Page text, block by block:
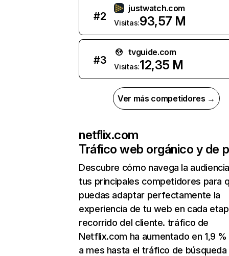
#2
justwatch.com
Visitas:93,57 M
#3
tvguide.com
Visitas:12,35 M
Ver más competidores →
netflix.com
Tráfico web orgánico y de
Descubre cómo navega la
tus principales competidores para
puedas adaptar perfectamente la
experiencia de tu web en cada
recorrido del cliente. tráfico de
Netflix.com ha aumentado en 1,9
a mes hasta el tráfico de búsqueda